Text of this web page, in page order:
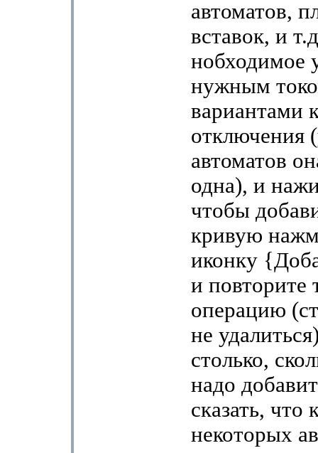
автоматов,
вставок, и
нобходимое
нужным
вариантами
отключения
автоматов
одна), и
чтобы
кривую
иконку
и повторите
операцию
не
столько,
надо
сказать, что
некоторых